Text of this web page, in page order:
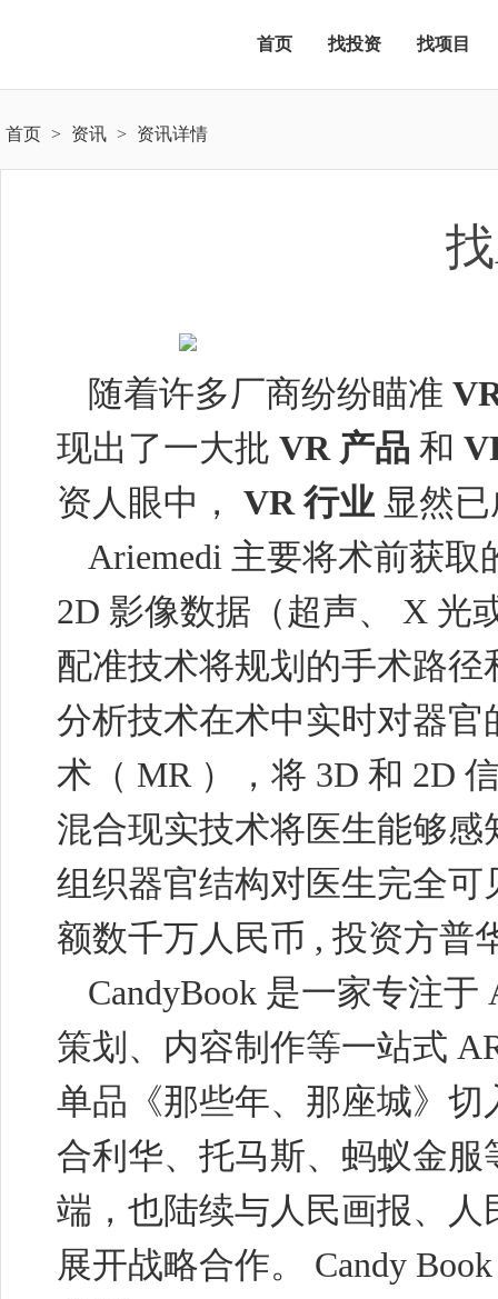
首页 找投资 找项目
首页 > 资讯 > 资讯详情
随着许多厂商纷纷瞄准
现出了一大批 VR 产品 和
资人眼中， VR 行业 显然
Ariemedi 主要将术前获取
2D 影像数据（超声、 X 光
配准技术将规划的手术路
分析技术在术中实时对器
术（ MR ），将 3D 和 2D
混合现实技术将医生能够
组织器官结构对医生完全
额数千万人民币 , 投资方普
CandyBook 是一家专注于
策划、内容制作等一站式
单品《那些年、那座城》
合利华、托马斯、蚂蚁金
端，也陆续与人民画报、
展开战略合作。 Candy